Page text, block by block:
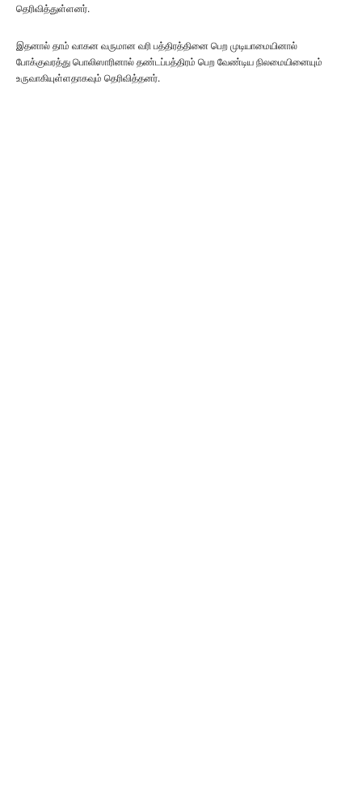
தெரிவித்துள்ளனர்.
இதனால் தாம் வாகன வருமான வரி பத்திரத்தினை பெற முடியாமையினால்
போக்குவரத்து பொலிஸாரினால் தண்டப்பத்திரம் பெற வேண்டிய நிலமையினையும்
உருவாகியுள்ளதாகவும் தெரிவித்தனர்.